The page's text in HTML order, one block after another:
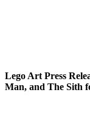
Lego Art Press
Man, and The Sith